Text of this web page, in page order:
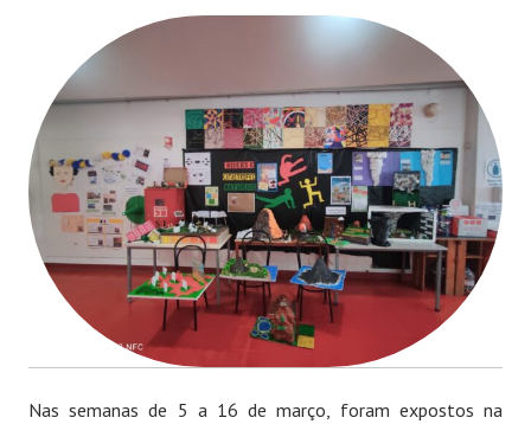
Nas semanas de 5 a 16 de março, foram expostos na